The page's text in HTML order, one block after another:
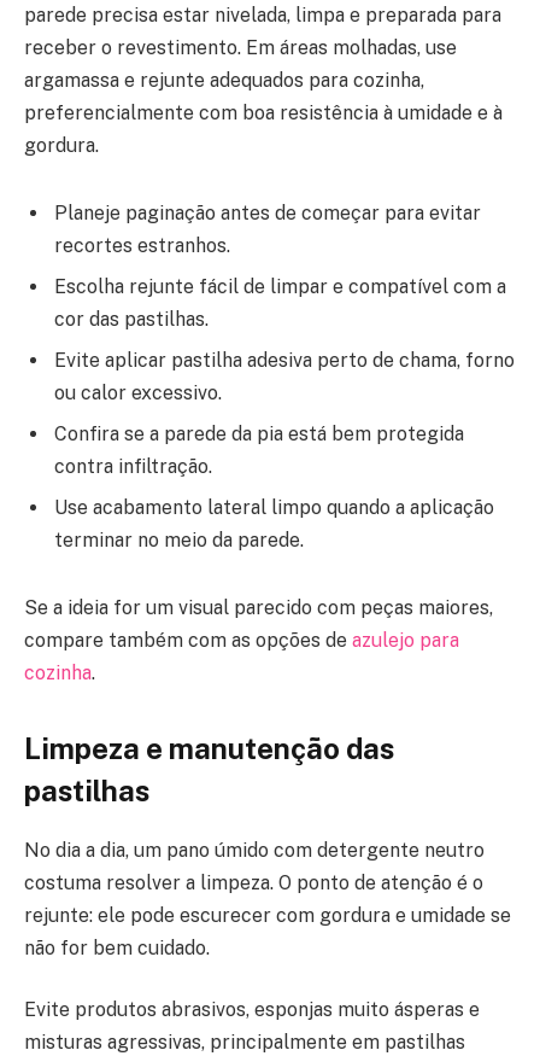
parede precisa estar nivelada, limpa e preparada para
receber o revestimento. Em áreas molhadas, use
argamassa e rejunte adequados para cozinha,
preferencialmente com boa resistência à umidade e à
gordura.
Planeje paginação antes de começar para evitar
recortes estranhos.
Escolha rejunte fácil de limpar e compatível com a
cor das pastilhas.
Evite aplicar pastilha adesiva perto de chama, forno
ou calor excessivo.
Confira se a parede da pia está bem protegida
contra infiltração.
Use acabamento lateral limpo quando a aplicação
terminar no meio da parede.
Se a ideia for um visual parecido com peças maiores,
compare também com as opções de azulejo para
cozinha.
Limpeza e manutenção das
pastilhas
No dia a dia, um pano úmido com detergente neutro
costuma resolver a limpeza. O ponto de atenção é o
rejunte: ele pode escurecer com gordura e umidade se
não for bem cuidado.
Evite produtos abrasivos, esponjas muito ásperas e
misturas agressivas, principalmente em pastilhas